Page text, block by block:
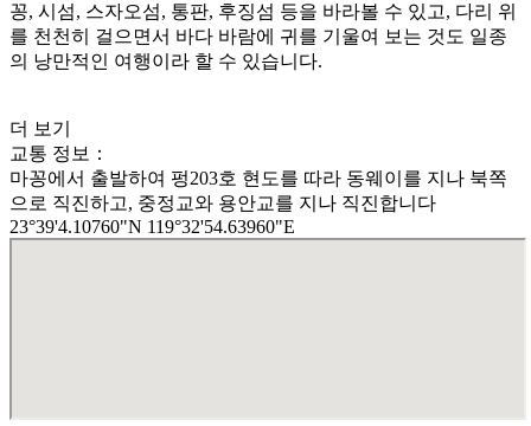
꽁, 시섬, 스자오섬, 통판, 후징섬 등을 바라볼 수 있고, 다리 위
를 천천히 걸으면서 바다 바람에 귀를 기울여 보는 것도 일종
의 낭만적인 여행이라 할 수 있습니다.
더 보기
교통 정보：
마꽁에서 출발하여 펑203호 현도를 따라 동웨이를 지나 북쪽
으로 직진하고, 중정교와 용안교를 지나 직진합니다
23°39'4.10760"N 119°32'54.63960"E